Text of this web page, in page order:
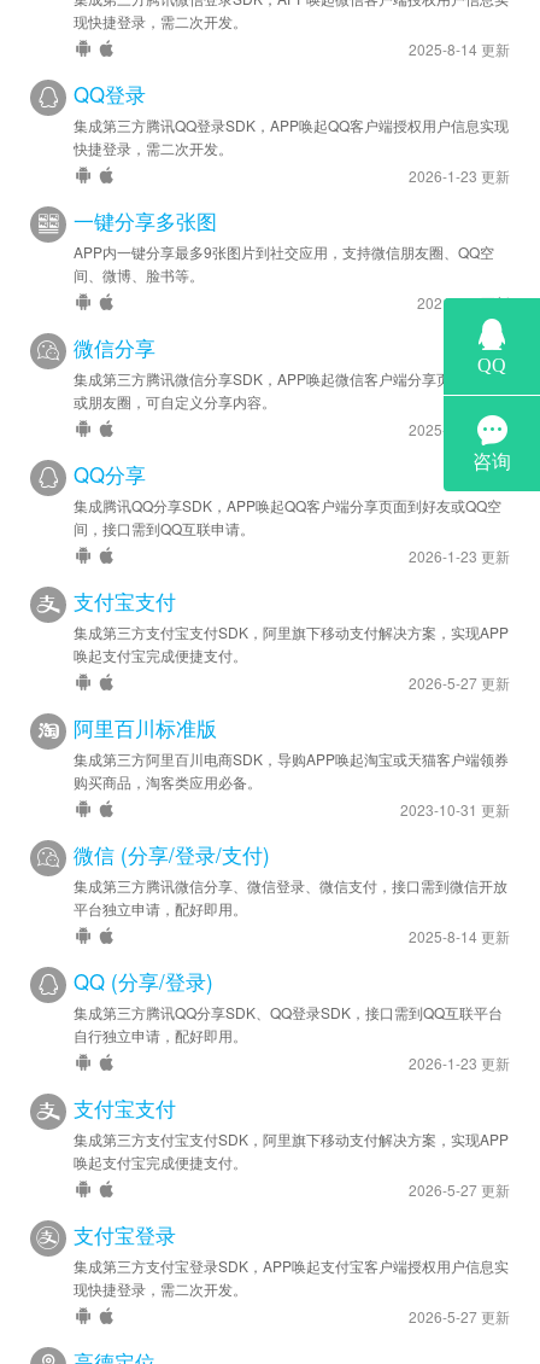
现快捷登录，需二次开发。
2025-8-14 更新
QQ登录
集成第三方腾讯QQ登录SDK，APP唤起QQ客户端授权用户信息实现
快捷登录，需二次开发。
2026-1-23 更新
一键分享多张图
APP内一键分享最多9张图片到社交应用，支持微信朋友圈、QQ空
间、微博、脸书等。
2021-3-1 更新
微信分享
集成第三方腾讯微信分享SDK，APP唤起微信客户端分享页面到好友
或朋友圈，可自定义分享内容。
2025-8-14 更新
QQ分享
集成腾讯QQ分享SDK，APP唤起QQ客户端分享页面到好友或QQ空
间，接口需到QQ互联申请。
2026-1-23 更新
支付宝支付
集成第三方支付宝支付SDK，阿里旗下移动支付解决方案，实现APP
唤起支付宝完成便捷支付。
2026-5-27 更新
阿里百川标准版
集成第三方阿里百川电商SDK，导购APP唤起淘宝或天猫客户端领券
购买商品，淘客类应用必备。
2023-10-31 更新
微信 (分享/登录/支付)
集成第三方腾讯微信分享、微信登录、微信支付，接口需到微信开放
平台独立申请，配好即用。
2025-8-14 更新
QQ (分享/登录)
集成第三方腾讯QQ分享SDK、QQ登录SDK，接口需到QQ互联平台
自行独立申请，配好即用。
2026-1-23 更新
支付宝支付
集成第三方支付宝支付SDK，阿里旗下移动支付解决方案，实现APP
唤起支付宝完成便捷支付。
2026-5-27 更新
支付宝登录
集成第三方支付宝登录SDK，APP唤起支付宝客户端授权用户信息实
现快捷登录，需二次开发。
2026-5-27 更新